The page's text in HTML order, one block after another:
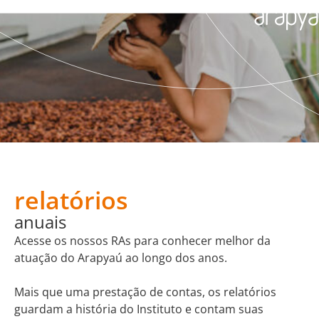
relatórios
anuais
Acesse os nossos RAs para conhecer melhor da
atuação do Arapyaú ao longo dos anos.
Mais que uma prestação de contas, os relatórios
guardam a história do Instituto e contam suas